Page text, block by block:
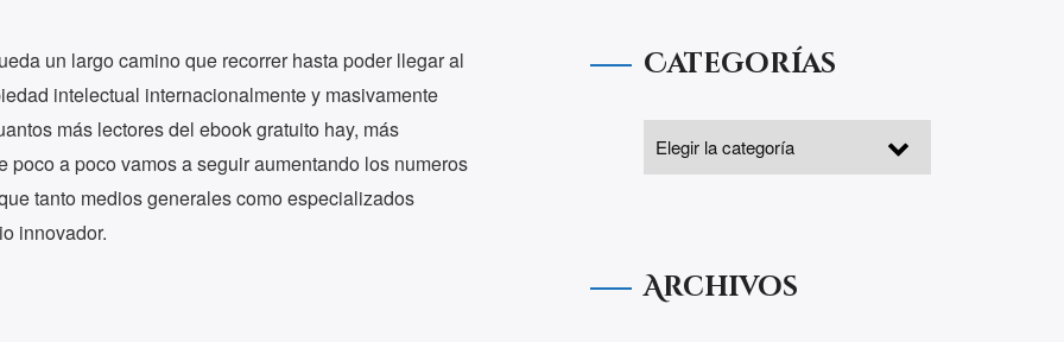
un largo camino que recorrer hasta poder llegar al
intelectual internacionalmente y masivamente
más lectores del ebook gratuito hay, más
a poco vamos a seguir aumentando los numeros
tanto medios generales como especializados
innovador.
Categorías
Archivos